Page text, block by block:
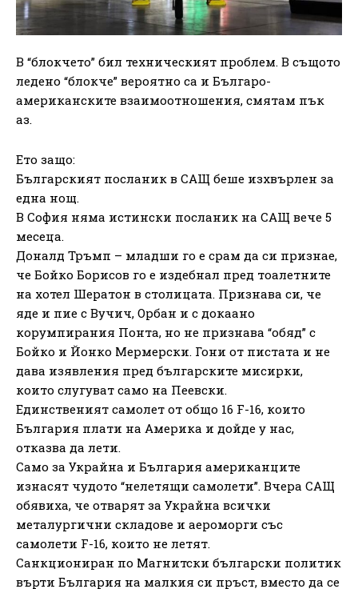
В “блокчето” бил техническият проблем. В същото
ледено “блокче” вероятно са и Българо-
американските взаимоотношения, смятам пък
аз.
Ето защо:
Българският посланик в САЩ беше изхвърлен за
една нощ.
В София няма истински посланик на САЩ вече 5
месеца.
Доналд Тръмп – младши го е срам да си признае,
че Бойко Борисов го е издебнал пред тоалетните
на хотел Шератон в столицата. Признава си, че
яде и пие с Вучич, Орбан и с докаано
корумпирания Понта, но не признава “обяд” с
Бойко и Йонко Мермерски. Гони от пистата и не
дава изявления пред българските мисирки,
които слугуват само на Пеевски.
Единственият самолет от общо 16 F-16, които
България плати на Америка и дойде у нас,
отказва да лети.
Само за Украйна и България американците
изнасят чудото “нелетящи самолети”. Вчера САЩ
обявиха, че отварят за Украйна всички
металургични складове и аероморги със
самолети F-16, които не летят.
Санкциониран по Магнитски български политик
върти България на малкия си пръст, вместо да се